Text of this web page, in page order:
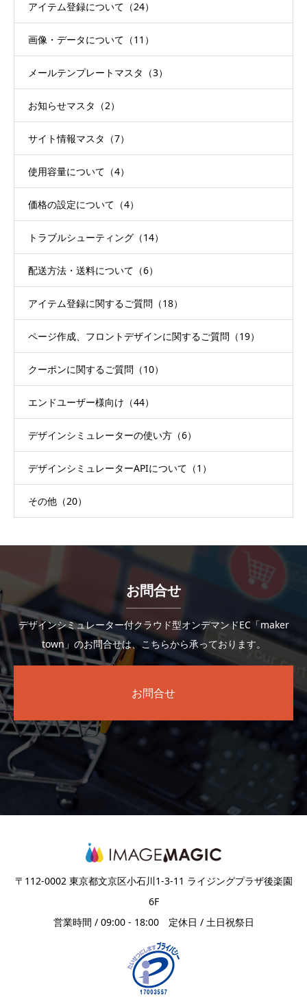
アイテム登録について（24）
画像・データについて（11）
メールテンプレートマスタ（3）
お知らせマスタ（2）
サイト情報マスタ（7）
使用容量について（4）
価格の設定について（4）
トラブルシューティング（14）
配送方法・送料について（6）
アイテム登録に関するご質問（18）
ページ作成、フロントデザインに関するご質問（19）
クーポンに関するご質問（10）
エンドユーザー様向け（44）
デザインシミュレーターの使い方（6）
デザインシミュレーターAPIについて（1）
その他（20）
お問合せ
デザインシミュレーター付クラウド型オンデマンドEC「maker
town」のお問合せは、こちらから承っております。
お問合せ
〒112-0002 東京都文京区小石川1-3-11 ライジングプラザ後楽園
6F
営業時間 / 09:00 - 18:00 定休日 / 土日祝祭日